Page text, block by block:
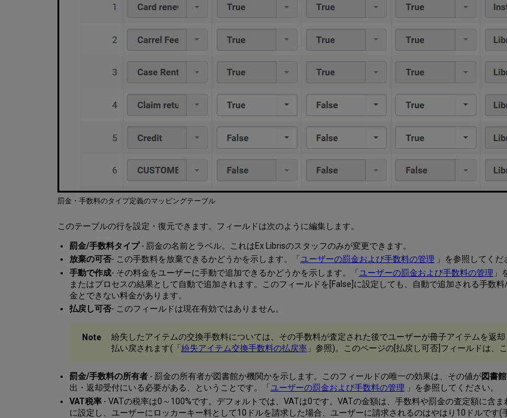
罰金・手数料のタイプ定義のマッピングテーブル
このテーブルの行を設定・復元できます。フィールドは次のように編集します。
罰金/手数料タイプ- 罰金の名前とラベル。これはEx Librisのスタッフのみが変更できます。
放棄の可否- この手数料を放棄できるかどうかを示します。「 ユーザーの罰金および手数料の管理 」を参照してくだ
手動で作成- その料金をユーザーに手動で追加できるかどうかを示します。「ユーザーの罰金および手数料の管理 」
またはプロセスの結果として自動で追加されます。このフィールドを[False]に設定しても、自動で追加される手数
金とできない料金があります。
払戻し可否- このフィールドは現在有効ではありません。
紛失したアイテムの交換手数料については、その手数料が査定された後でユーザーが冊子アイテムを返
払い戻されます(「 紛失アイテム交換手数料の払戻率」参照)。このページの[払戻し可否]フィールドは、
罰金/手数料の所有者- 罰金の所有者が図書館か機関かを示します。このフィールドの唯一の効果は、その値が図書館
出・返却受付にいる必要がある、ということです。「 ユーザーの罰金および手数料の管理 」を参照してください。
VAT税率- VATの税率は0～100%です。デフォルトでは、VATは0です。VATの金額は、手数料や罰金の査定額に含
に設定し、ユーザーにロッカーキー料として10ドルを請求した場合、ユーザーに請求されるのはやはり10ドルです(